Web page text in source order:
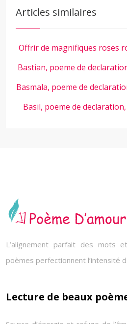
Articles similaires
Offrir de magnifiques roses
Bastian, poeme de
Basmala, poeme de
Basil, poeme de
L’alignement parfait des mots
poèmes perfectionnent l’intensité
Lecture de beaux